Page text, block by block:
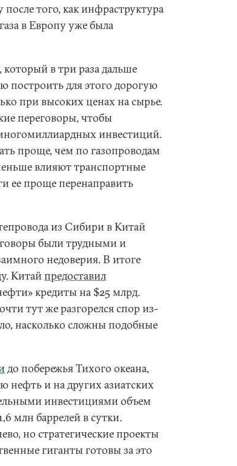
того, как инфраструктура
в Европу уже была
в три раза дальше
построить для этого дорогую
при высоких ценах на сырье.
переговоры, чтобы
инвестиций.
проще, чем по газопроводам
влияют транспортные
ее проще перенаправить
из Сибири в Китай
были трудными и
недоверия. В итоге
Китайпредоставил
кредиты на $25 млрд.
тут же разгорелся спор из-
насколько сложны подобные
до побережья Тихого океана,
нефть и на других азиатских
инвестициями объем
млн баррелей в сутки.
но стратегические проекты
гиганты готовы за это